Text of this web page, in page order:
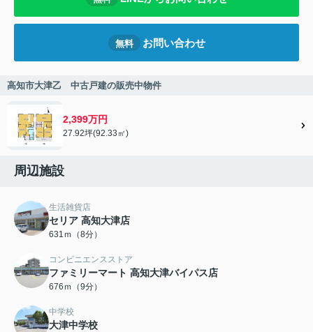
無料 お問い合わせ
高知市大津乙 中古戸建の販売中物件
2,399万円
27.92坪(92.33㎡)
周辺施設
生活雑貨店
セリア 高知大津店
631ｍ（8分）
コンビニエンスストア
ファミリーマート 高知大津バイパス店
676ｍ（9分）
中学校
大津中学校